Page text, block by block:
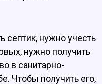
септик, нужно учесть
нужно получить
в санитарно-
Чтобы получить его,